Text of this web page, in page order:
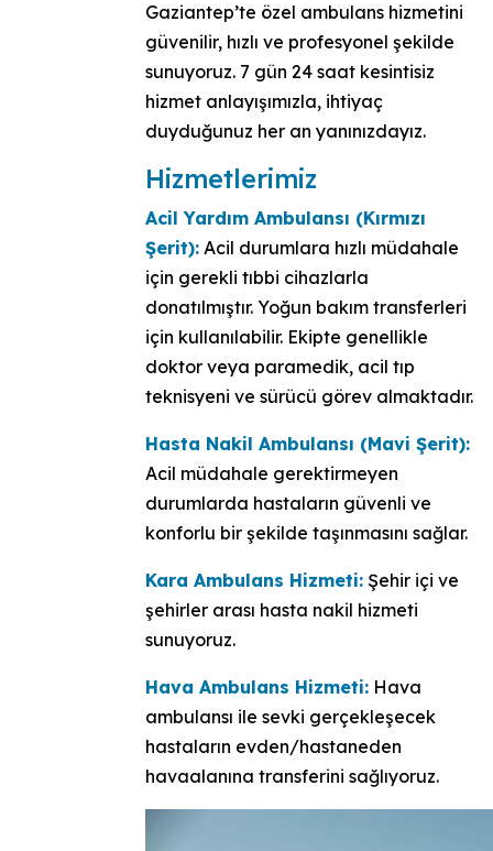
Gaziantep’te özel ambulans hizmetini
güvenilir, hızlı ve profesyonel şekilde
sunuyoruz. 7 gün 24 saat kesintisiz
hizmet anlayışımızla, ihtiyaç
duyduğunuz her an yanınızdayız.
Hizmetlerimiz
Acil Yardım Ambulansı (Kırmızı
Şerit): Acil durumlara hızlı müdahale
için gerekli tıbbi cihazlarla
donatılmıştır. Yoğun bakım transferleri
için kullanılabilir. Ekipte genellikle
doktor veya paramedik, acil tıp
teknisyeni ve sürücü görev almaktadır.
Hasta Nakil Ambulansı (Mavi Şerit):
Acil müdahale gerektirmeyen
durumlarda hastaların güvenli ve
konforlu bir şekilde taşınmasını sağlar.
Kara Ambulans Hizmeti: Şehir içi ve
şehirler arası hasta nakil hizmeti
sunuyoruz.
Hava Ambulans Hizmeti: Hava
ambulansı ile sevki gerçekleşecek
hastaların evden/hastaneden
havaalanına transferini sağlıyoruz.